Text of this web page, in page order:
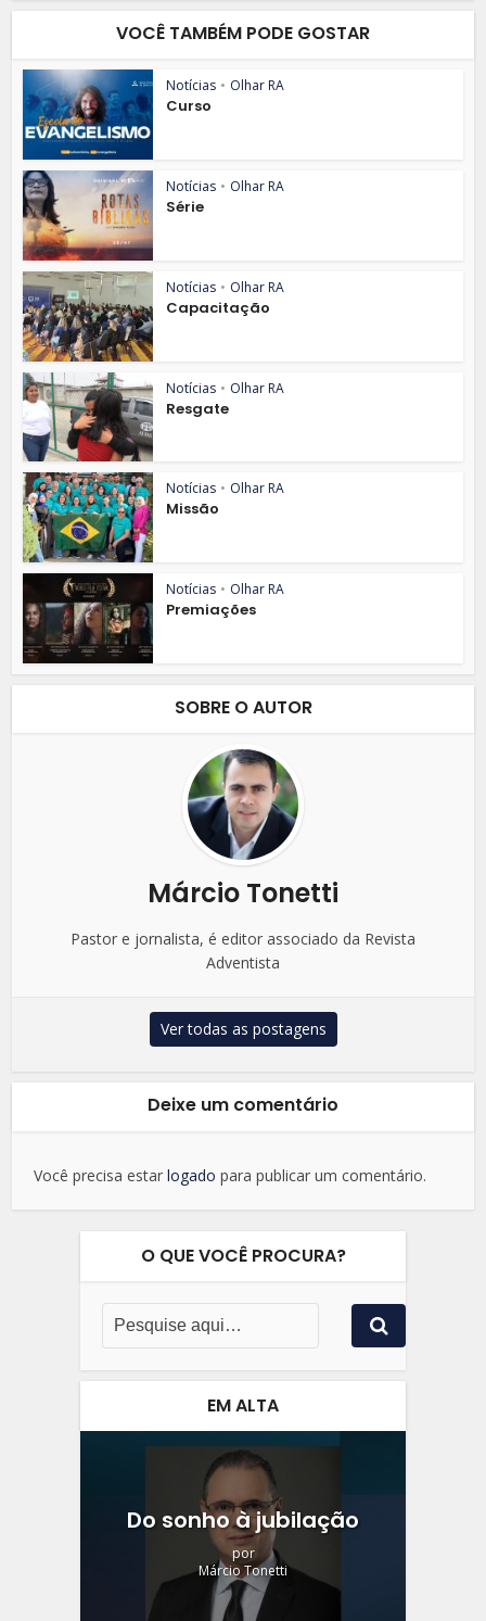
VOCÊ TAMBÉM PODE GOSTAR
Notícias • Olhar RA
Curso
Notícias • Olhar RA
Série
Notícias • Olhar RA
Capacitação
Notícias • Olhar RA
Resgate
Notícias • Olhar RA
Missão
Notícias • Olhar RA
Premiações
SOBRE O AUTOR
Márcio Tonetti
Pastor e jornalista, é editor associado da Revista
Adventista
Ver todas as postagens
Deixe um comentário
Você precisa estarlogado para publicar um comentário.
O QUE VOCÊ PROCURA?
EM ALTA
Do sonho à jubilação
por
Márcio Tonetti